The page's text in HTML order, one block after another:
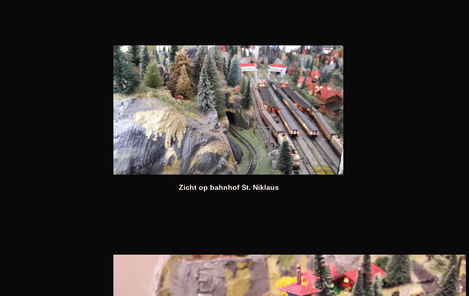
Zicht op bahnhof St. Niklaus